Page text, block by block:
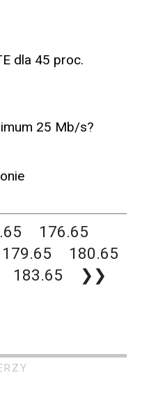
dla 45 proc.
25 Mb/s?
176.65
179.65
180.65
183.65 ❯❯